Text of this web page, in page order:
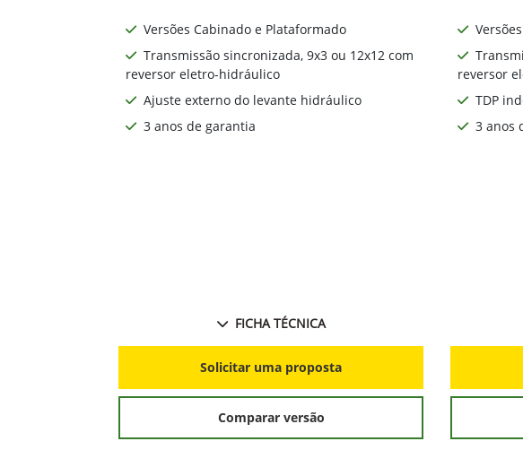
Versões Cabinado e Plataformado
Transmissão sincronizada, 9x3 ou 12x12 com
reversor eletro-hidráulico
Ajuste externo do levante hidráulico
3 anos de garantia
FICHA TÉCNICA
Solicitar uma proposta
Comparar versão
reversor
TDP
3 anos